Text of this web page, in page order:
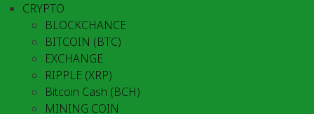
CRYPTO
BLOCKCHANCE
BITCOIN (BTC)
EXCHANGE
RIPPLE (XRP)
Bitcoin Cash (BCH)
MINING COIN